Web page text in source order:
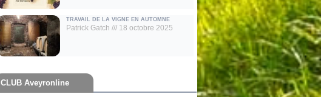
TRAVAIL DE LA VIGNE EN AUTOMNE
Patrick Gatch 18 octobre 2025
CLUB Aveyronline